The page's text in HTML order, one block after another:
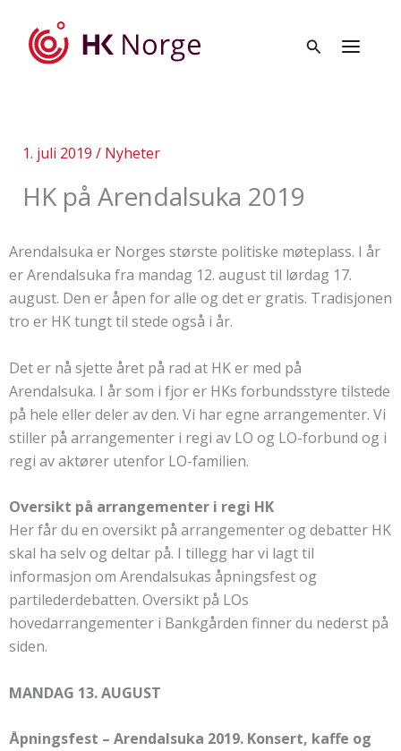
1. juli 2019 / Nyheter
HK på Arendalsuka 2019
Arendalsuka er Norges største politiske møteplass. I år
er Arendalsuka fra mandag 12. august til lørdag 17.
august. Den er åpen for alle og det er gratis. Tradisjonen
tro er HK tungt til stede også i år.
Det er nå sjette året på rad at HK er med på
Arendalsuka. I år som i fjor er HKs forbundsstyre tilstede
på hele eller deler av den. Vi har egne arrangementer. Vi
stiller på arrangementer i regi av LO og LO-forbund og i
regi av aktører utenfor LO-familien.
Oversikt på arrangementer i regi HK
Her får du en oversikt på arrangementer og debatter HK
skal ha selv og deltar på. I tillegg har vi lagt til
informasjon om Arendalsukas åpningsfest og
partilederdebatten. Oversikt på LOs
hovedarrangementer i Bankgården finner du nederst på
siden.
MANDAG 13. AUGUST
Åpningsfest – Arendalsuka 2019. Konsert, kaffe og